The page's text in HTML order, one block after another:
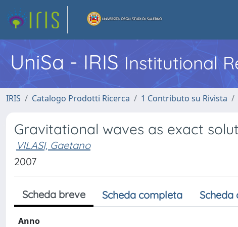
UniSa - IRIS Institutional
IRIS Catalogo Prodotti Ricerca 1 Contributo su Rivista
Gravitational waves as exact
VILASI, Gaetano
2007
Scheda breve Scheda completa Scheda
Anno